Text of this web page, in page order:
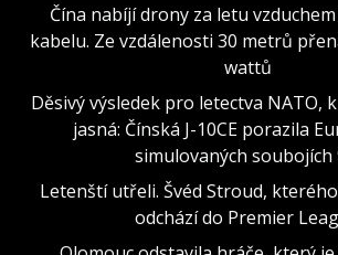
Čína nabíjí drony za letu
kabelu. Ze vzdálenosti 30 metrů
wattů
Děsivý výsledek pro letectva NATO,
jasná: Čínská J-10CE porazila
simulovaných soubojích
Letenští utřeli. Švéd Stroud,
odchází do Premier